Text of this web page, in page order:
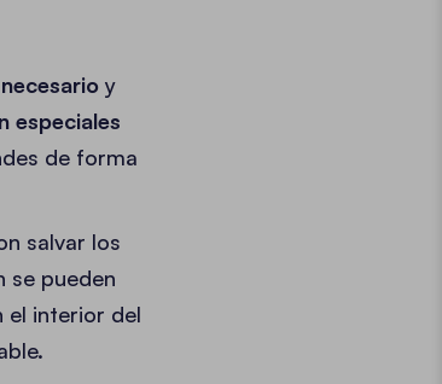
y
especiales
de forma
salvar los
se pueden
el interior del